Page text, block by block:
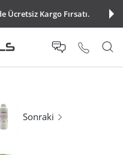
Ücretsiz Kargo Fırsatı.
Sonraki